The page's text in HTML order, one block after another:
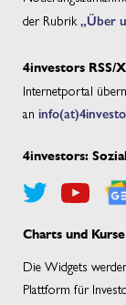
der Rubrik„Über
4investors RSS/
Internetportal
an
4investors:
Charts und Kurse
Die Widgets
Plattform für